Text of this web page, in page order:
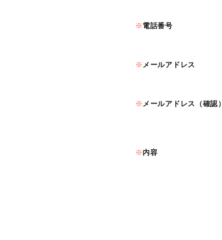
電話番号
メールアドレス
メールアドレス（確認）
内容